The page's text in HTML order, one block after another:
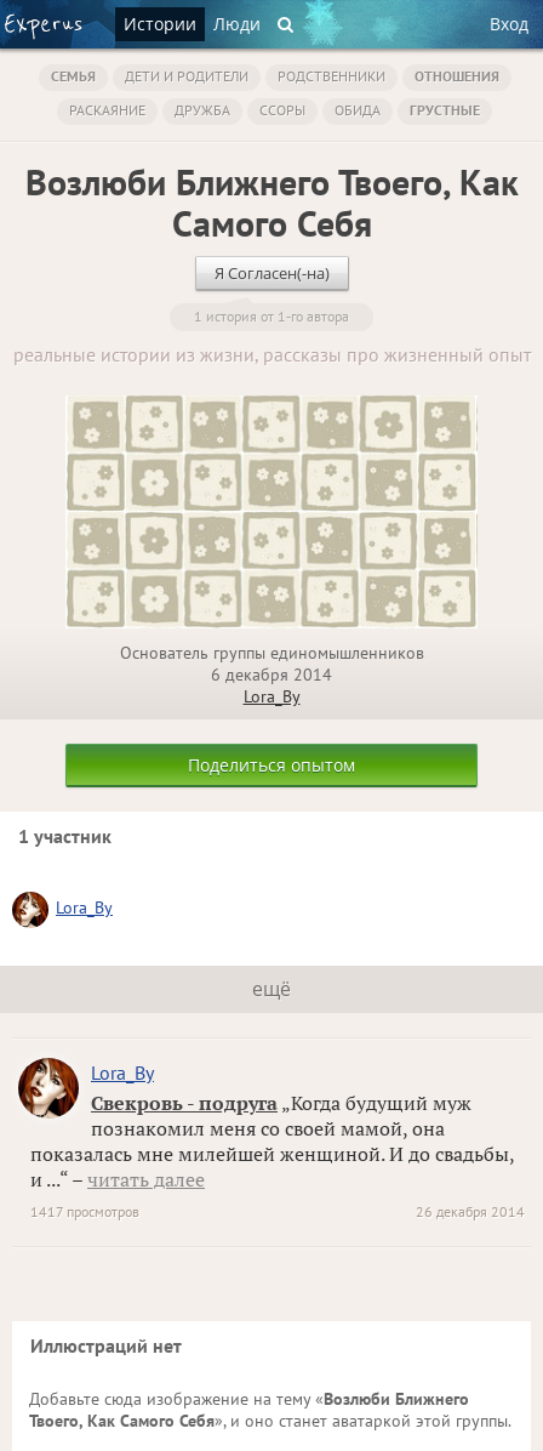
Истории Люди Вход
СЕМЬЯ ДЕТИ И РОДИТЕЛИ РОДСТВЕННИКИ
ОТНОШЕНИЯ
РАСКАЯНИЕ
ДРУЖБА ССОРЫ ОБИДА ГРУСТНЫЕ
Возлюби Ближнего Твоего, Как
Самого Себя
Я Согласен(-на)
1 история от 1-го автора
реальные истории из жизни, рассказы про жизненный опыт
Основатель группы единомышленников
6 декабря 2014
Lora_By
Поделиться опытом
1 участник
Lora_By
ещё
Lora_By
Свекровь - подруга „Когда будущий муж
познакомил меня со своей мамой, она
показалась мне милейшей женщиной. И до свадьбы,
и ...“ – читать далее
26 декабря 2014
1417 просмотров
Иллюстраций нет
Добавьте сюда изображение на тему «Возлюби Ближнего
Твоего, Как Самого Себя», и оно станет аватаркой этой группы.